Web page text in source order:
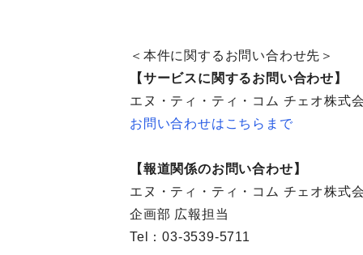
＜本件に関するお問い合わせ先＞
【サービスに関するお問い合わせ】
エヌ・ティ・ティ・コム チェオ株式
お問い合わせはこちらまで
【報道関係のお問い合わせ】
エヌ・ティ・ティ・コム チェオ株式
企画部 広報担当
Tel：03-3539-5711